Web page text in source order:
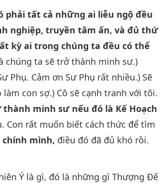
phải tất cả những ai liễu ngộ đều
nghiệp, truyền tâm ấn, và đủ thứ
kỳ ai trong chúng ta đều có thể
chúng ta sẽ trở thành minh sư.)
Phụ. Cảm ơn Sư Phụ rất nhiều.) Sẽ
con sợ.) Cô sẽ cạnh tranh với tôi.
minh sư nếu đó là Kế Hoạch
Con rất muốn biết cách thức để tìm
mình, điều đó đã đủ khó rồi.
Ý là gì, đó là những gì Thượng Đế